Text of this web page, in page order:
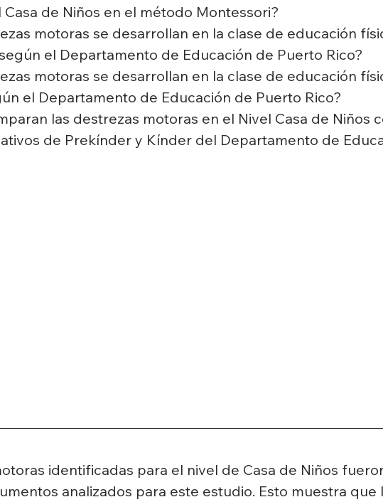
de Niños en el método Montessori?
motoras se desarrollan en la clase de educación
el Departamento de Educación de Puerto Rico?
motoras se desarrollan en la clase de educación
el Departamento de Educación de Puerto Rico?
las destrezas motoras en el Nivel Casa de Niños
de Prekínder y Kínder del Departamento de
identificadas para el nivel de Casa de Niños
analizados para este estudio. Esto muestra que